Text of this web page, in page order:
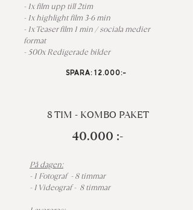
- 1x film upp till 2tim
- 1x highlight film 3-6 min
- 1x Teaser film 1 min / sociala medier
format
- 500x Redigerade bilder
SPARA: 12.000:-
8 TIM - KOMBO PAKET
40.000 :-
På dagen:
- 1 Fotograf - 8 timmar
- 1 Videograf - 8 timmar